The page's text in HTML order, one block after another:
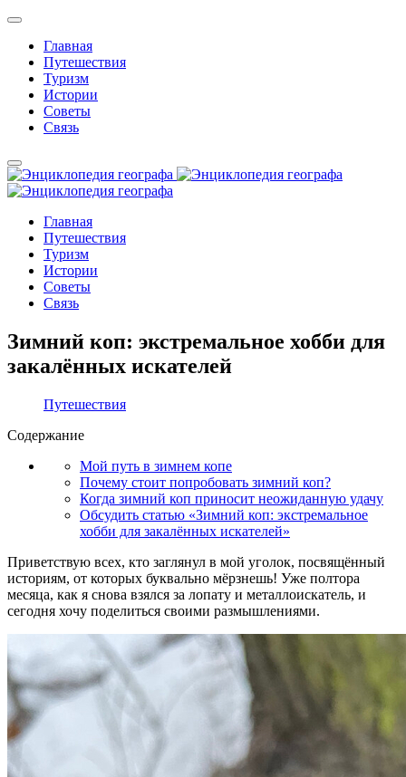
Главная
Путешествия
Туризм
Истории
Советы
Связь
Главная
Путешествия
Туризм
Истории
Советы
Связь
Зимний коп: экстремальное хобби для
закалённых искателей
Путешествия
Содержание
Мой путь в зимнем копе
Почему стоит попробовать зимний коп?
Когда зимний коп приносит неожиданную удачу
Обсудить статью «Зимний коп: экстремальное
хобби для закалённых искателей»
Приветствую всех, кто заглянул в мой уголок, посвящённый
историям, от которых буквально мёрзнешь! Уже полтора
месяца, как я снова взялся за лопату и металлоискатель, и
сегодня хочу поделиться своими размышлениями.